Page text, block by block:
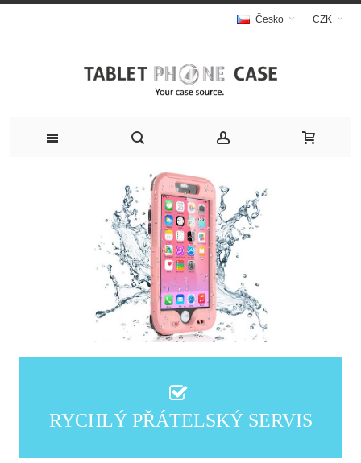
CZK
Česko
RYCHLÝ PŘÁTELSKÝ SERVIS